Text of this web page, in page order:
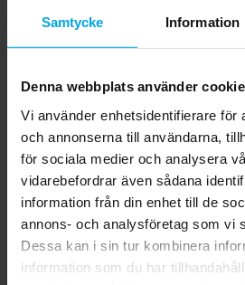
Samtycke Information
Denna webbplats använder
Vi använder enhetsidentifierare för
och annonserna till användarna,
för sociala medier och analysera
vidarebefordrar även sådana
information från din enhet till de
annons- och analysföretag som vi
Dessa kan i sin tur kombinera
information som du har
Andra köpte
Disney Frost - Ballonger
8-pack